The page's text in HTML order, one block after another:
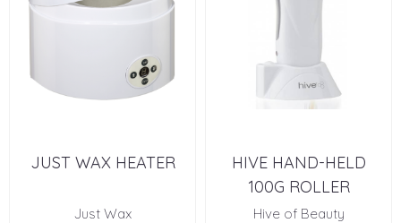
JUST WAX HEATER
Just Wax
HIVE HAND-HELD
100G ROLLER
CARTRIDGE
Hive of Beauty